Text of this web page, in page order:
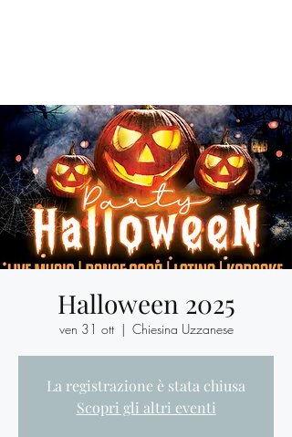
Halloween 2025
ven 31 ott
  |
Chiesina Uzzanese
La registrazione è stata chiusa
Scopri gli altri eventi